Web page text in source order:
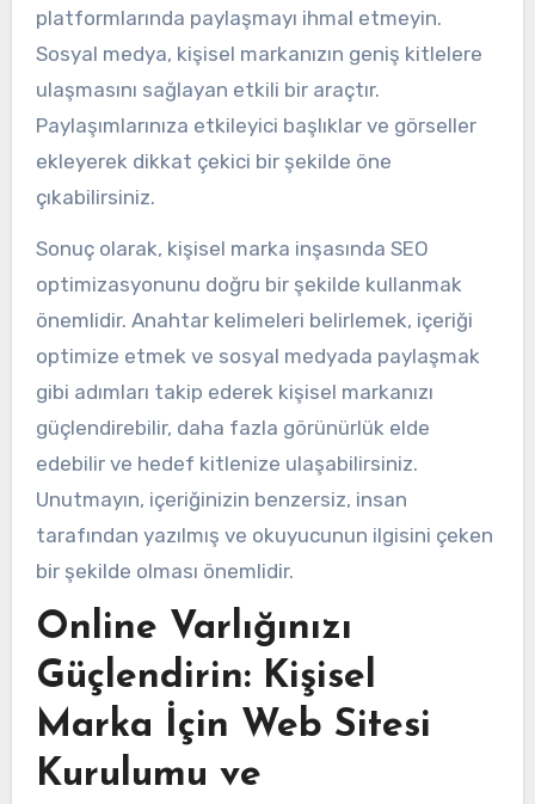
platformlarında paylaşmayı ihmal etmeyin.
Sosyal medya, kişisel markanızın geniş kitlelere
ulaşmasını sağlayan etkili bir araçtır.
Paylaşımlarınıza etkileyici başlıklar ve görseller
ekleyerek dikkat çekici bir şekilde öne
çıkabilirsiniz.
Sonuç olarak, kişisel marka inşasında SEO
optimizasyonunu doğru bir şekilde kullanmak
önemlidir. Anahtar kelimeleri belirlemek, içeriği
optimize etmek ve sosyal medyada paylaşmak
gibi adımları takip ederek kişisel markanızı
güçlendirebilir, daha fazla görünürlük elde
edebilir ve hedef kitlenize ulaşabilirsiniz.
Unutmayın, içeriğinizin benzersiz, insan
tarafından yazılmış ve okuyucunun ilgisini çeken
bir şekilde olması önemlidir.
Online Varlığınızı
Güçlendirin: Kişisel
Marka İçin Web Sitesi
Kurulumu ve